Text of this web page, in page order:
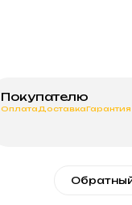
Покупателю
Оплата Доставка